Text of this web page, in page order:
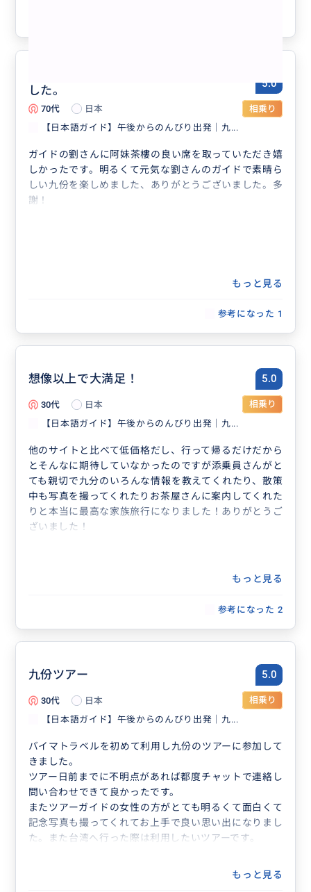
した。
5.0
70代 日本
相乗り
【日本語ガイド】午後からのんびり出発｜九...
ガイドの劉さんに阿妹茶樓の良い席を取っていただき嬉
しかったです。明るくて元気な劉さんのガイドで素晴ら
しい九份を楽しめました、ありがとうございました。多
謝！
もっと見る
参考になった 1
想像以上で大満足！ 5.0
30代 日本
相乗り
【日本語ガイド】午後からのんびり出発｜九...
他のサイトと比べて低価格だし、行って帰るだけだから
とそんなに期待していなかったのですが添乗員さんがと
ても親切で九分のいろんな情報を教えてくれたり、散策
中も写真を撮ってくれたりお茶屋さんに案内してくれた
りと本当に最高な家族旅行になりました！ありがとうご
ざいました！
もっと見る
参考になった 2
九份ツアー 5.0
30代 日本
相乗り
【日本語ガイド】午後からのんびり出発｜九...
バイマトラベルを初めて利用し九份のツアーに参加して
きました。
ツアー日前までに不明点があれば都度チャットで連絡し
問い合わせできて良かったです。
またツアーガイドの女性の方がとても明るくて面白くて
記念写真も撮ってくれてお上手で良い思い出になりまし
た。また台湾へ行った際は利用したいツアーです。
もっと見る